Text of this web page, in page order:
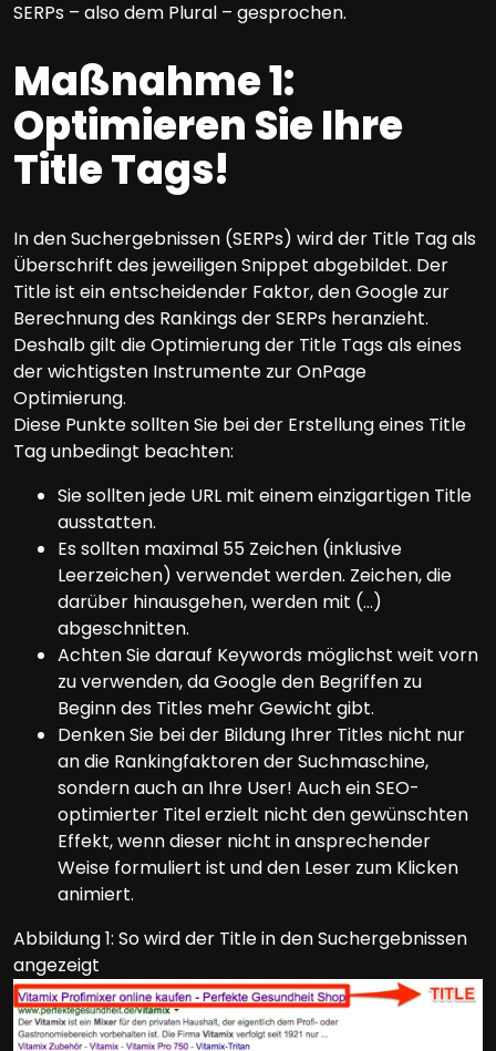
SERPs – also dem Plural – gesprochen.
Maßnahme 1:
Optimieren Sie Ihre
Title Tags!
In den Suchergebnissen (SERPs) wird der Title Tag als
Überschrift des jeweiligen Snippet abgebildet. Der
Title ist ein entscheidender Faktor, den Google zur
Berechnung des Rankings der SERPs heranzieht.
Deshalb gilt die Optimierung der Title Tags als eines
der wichtigsten Instrumente zur OnPage
Optimierung.
Diese Punkte sollten Sie bei der Erstellung eines Title
Tag unbedingt beachten:
Sie sollten jede URL mit einem einzigartigen Title
ausstatten.
Es sollten maximal 55 Zeichen (inklusive
Leerzeichen) verwendet werden. Zeichen, die
darüber hinausgehen, werden mit (…)
abgeschnitten.
Achten Sie darauf Keywords möglichst weit vorn
zu verwenden, da Google den Begriffen zu
Beginn des Titles mehr Gewicht gibt.
Denken Sie bei der Bildung Ihrer Titles nicht nur
an die Rankingfaktoren der Suchmaschine,
sondern auch an Ihre User! Auch ein SEO-
optimierter Titel erzielt nicht den gewünschten
Effekt, wenn dieser nicht in ansprechender
Weise formuliert ist und den Leser zum Klicken
animiert.
Abbildung 1: So wird der Title in den Suchergebnissen
angezeigt